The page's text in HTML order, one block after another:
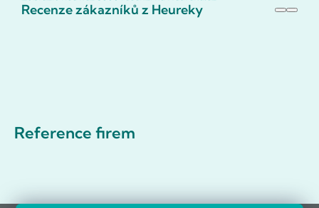
Recenze zákazníků z Heureky
Reference firem